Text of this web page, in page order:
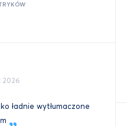
2026
ładnie wytłumaczone